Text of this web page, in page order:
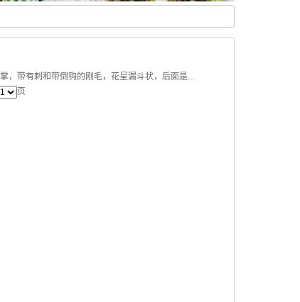
，带有刺和带倒钩的刚毛，花呈漏斗状，后面是...
页